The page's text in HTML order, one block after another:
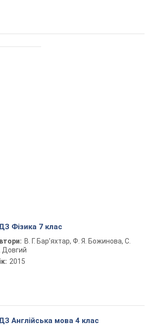
Фізика 7 клас
В. Г. Бар’яхтар, Ф. Я. Божинова, С.
Довгий
2015
Англійська мова 4 клас